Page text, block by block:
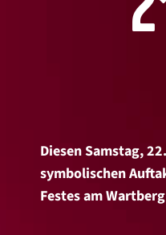
Diesen Samstag,
symbolischen
Festes am